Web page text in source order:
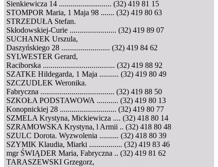
Sienkiewicza 14 ........................... (32) 419 81 15
STOMPOR Maria, 1 Maja 98 ....... (32) 419 80 63
STRZEDUŁA Stefan.
Skłodowskiej-Curie ........................ (32) 419 89 07
SUCHANEK Urszula,
Daszyńskiego 28 ......................... (32) 419 84 62
SYLWESTER Gerard,
Raciborska ..................................... (32) 419 88 92
SZATKE Hildegarda, 1 Maja .......... (32) 419 80 49
SZCZUDLEK Weronika.
Fabryczna ...................................... (32) 419 88 50
SZKOŁA PODSTAWOWA ........... (32) 419 80 13
Konopnickiej 28 ............................. (32) 419 80 77
SZMELA Krystyna, Mickiewicza .... (32) 418 80 14
SZRAMOWSKA Krystyna, l Armii .. (32) 418 80 48
SZULC Dorota. Wyzwolenia .......... (32) 418 80 39
SZYMIK Klaudia, Miarki ................. (32) 419 83 46
mgr ŚWIĄDER Maria, Fabryczna .. (32) 419 81 62
TARASZEWSKI Grzegorz,